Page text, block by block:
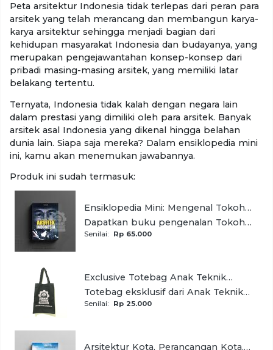
Peta arsitektur Indonesia tidak terlepas dari peran para
arsitek yang telah merancang dan membangun karya-
karya arsitektur sehingga menjadi bagian dari
kehidupan masyarakat Indonesia dan budayanya, yang
merupakan pengejawantahan konsep-konsep dari
pribadi masing-masing arsitek, yang memiliki latar
belakang tertentu.
Ternyata, Indonesia tidak kalah dengan negara lain
dalam prestasi yang dimiliki oleh para arsitek. Banyak
arsitek asal Indonesia yang dikenal hingga belahan
dunia lain. Siapa saja mereka? Dalam ensiklopedia mini
ini, kamu akan menemukan jawabannya.
Produk ini sudah termasuk:
Ensiklopedia Mini: Mengenal Tokoh
Arsitek Indonesia (Full Color)
Dapatkan buku pengenalan Tokoh
Arsitek Indonesia yang dikenal hingga
Senilai: Rp 65.000
Exclusive Totebag Anak Teknik
Indonesia "Indonesian Engineer"
Totebag eksklusif dari Anak Teknik
Indonesia berbahan kanvas
Senilai: Rp 25.000
Arsitektur Kota, Perancangan Kota,